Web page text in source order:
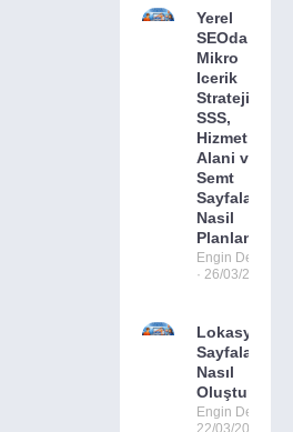
Yerel
SEOda
Mikro
Icerik
Stratejisi:
SSS,
Hizmet
Alani ve
Semt
Sayfalari
Nasil
Planlanir?
Engin Deniz
26/03/2026
Lokasyon
Sayfaları
Nasıl
Oluşturulur?
Engin Deniz